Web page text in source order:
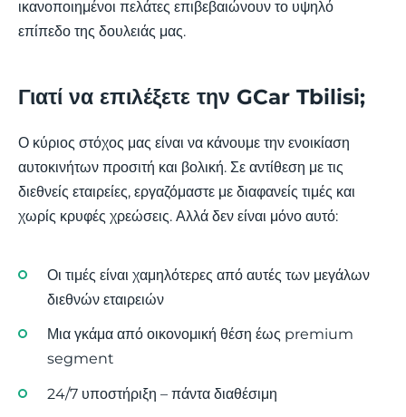
ικανοποιημένοι πελάτες επιβεβαιώνουν το υψηλό
επίπεδο της δουλειάς μας.
Γιατί να επιλέξετε την GCar Tbilisi;
Ο κύριος στόχος μας είναι να κάνουμε την ενοικίαση
αυτοκινήτων προσιτή και βολική. Σε αντίθεση με τις
διεθνείς εταιρείες, εργαζόμαστε με διαφανείς τιμές και
χωρίς κρυφές χρεώσεις. Αλλά δεν είναι μόνο αυτό:
Οι τιμές είναι χαμηλότερες από αυτές των μεγάλων
διεθνών εταιρειών
Μια γκάμα από οικονομική θέση έως premium
segment
24/7 υποστήριξη – πάντα διαθέσιμη